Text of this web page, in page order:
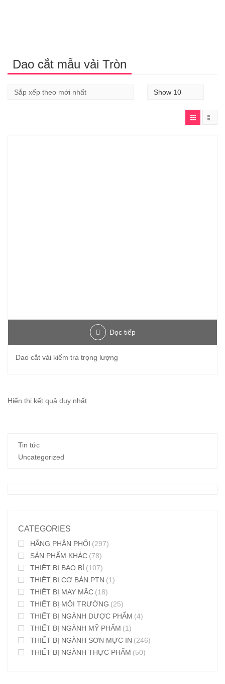
Dao cắt mẫu vải Tròn
Đọc tiếp
Dao cắt vải kiểm tra trọng lượng
Hiển thị kết quả duy nhất
Tin tức
Uncategorized
CATEGORIES
HÃNG PHÂN PHỐI (297)
SẢN PHẨM KHÁC (78)
THIẾT BỊ BAO BÌ (107)
THIẾT BỊ CƠ BẢN PTN (1)
THIẾT BỊ MAY MẶC (18)
THIẾT BỊ MÔI TRƯỜNG (25)
THIẾT BỊ NGÀNH DƯỢC PHẨM (4)
THIẾT BỊ NGÀNH MỸ PHẨM (1)
THIẾT BỊ NGÀNH SƠN MỰC IN (246)
THIẾT BỊ NGÀNH THỰC PHẨM (50)